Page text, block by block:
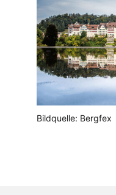
Bildquelle: Bergfex